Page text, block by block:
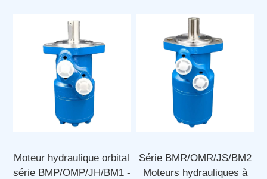
Moteur hydraulique orbital
série BMP/OMP/JH/BM1 -
Série BMR/OMR/JS/BM2
Moteurs hydrauliques à